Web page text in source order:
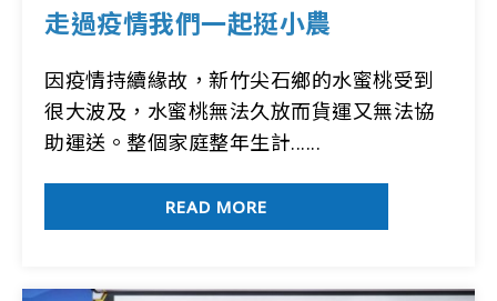
走過疫情我們一起挺小農
因疫情持續緣故，新竹尖石鄉的水蜜桃受到
很大波及，水蜜桃無法久放而貨運又無法協
助運送。整個家庭整年生計......
READ MORE